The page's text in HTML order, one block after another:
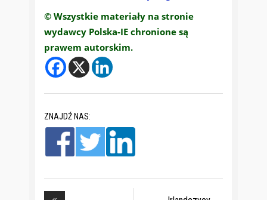
© Wszystkie materiały na stronie
wydawcy Polska-IE chronione są
prawem autorskim.
ZNAJDŹ NAS: